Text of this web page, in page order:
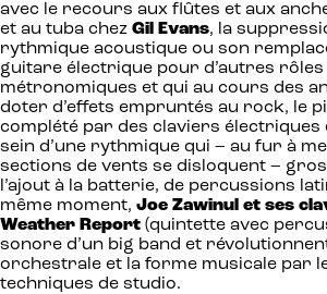
avec le recours aux flûtes et aux
et au tuba chez Gil Evans, la
rythmique acoustique ou son
guitare électrique pour d’autres rôles
métronomiques et qui au cours des
doter d’effets empruntés au rock, le
complété par des claviers électriques
sein d’une rythmique qui – au fur à
sections de vents se disloquent –
l’ajout à la batterie, de percussions
même moment, Joe Zawinul et ses
Weather Report (quintette avec
sonore d’un big band et
orchestrale et la forme musicale par
techniques de studio.